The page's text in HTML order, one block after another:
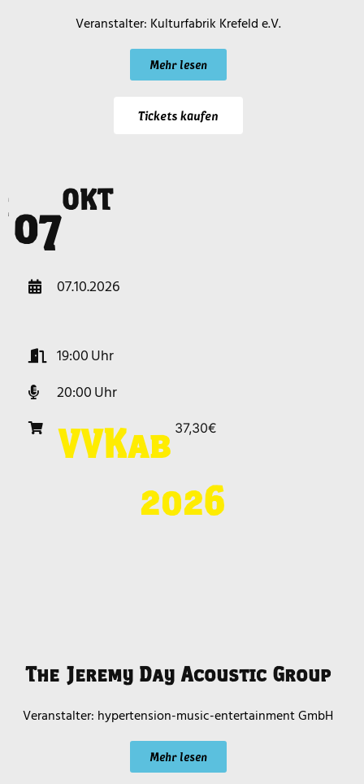
Kulturfabrik Krefeld e.V.
Mehr lesen
Tickets kaufen
07OKT
07.10.2026
19:00
20:00
VVKab 37,30€
The Jeremy Day Acoustic Group
hypertension-music-entertainment GmbH
Mehr lesen
2026